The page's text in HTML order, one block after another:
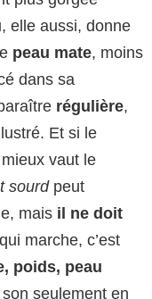
elle aussi, donne
peau mate, moins
dans sa
régulière,
Et si le
vaut le
sourdpeut
mais il ne doit
marche, c’est
poids, peau
seulement en